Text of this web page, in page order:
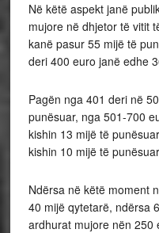
Në këtë aspekt janë
mujore në dhjetor të vitit
kanë pasur 55 mijë të
deri 400 euro janë edhe
Pagën nga 401 deri në
punësuar, nga 501-700
kishin 13 mijë të
kishin 10 mijë të
Ndërsa në këtë moment
40 mijë qytetarë, ndërsa
ardhurat mujore nën